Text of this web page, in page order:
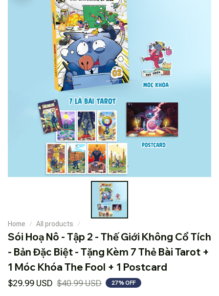
Home All products
Sói Hoạ Nô - Tập 2 - Thế Giới Không Cổ Tích
- Bản Đặc Biệt - Tặng Kèm 7 Thẻ Bài Tarot +
1 Móc Khóa The Fool + 1 Postcard
$29.99 USD $40.99 USD 27% OFF